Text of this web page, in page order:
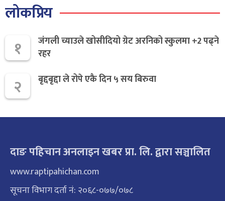
लोकप्रिय
१
जंगली च्याउले खोसीदियो ग्रेट अरनिको स्कुलमा +2 पढ्ने
रहर
२ बृद्दबृद्दा ले रोपे एकै दिन ५ सय बिरुवा
दाङ पहिचान अनलाइन खबर प्रा. लि. द्वारा सञ्चालित
www.raptipahichan.com
सूचना विभाग दर्ता नं: २०६८-०७७/०७८